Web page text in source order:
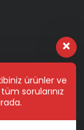
ürünler ve
sorularınız